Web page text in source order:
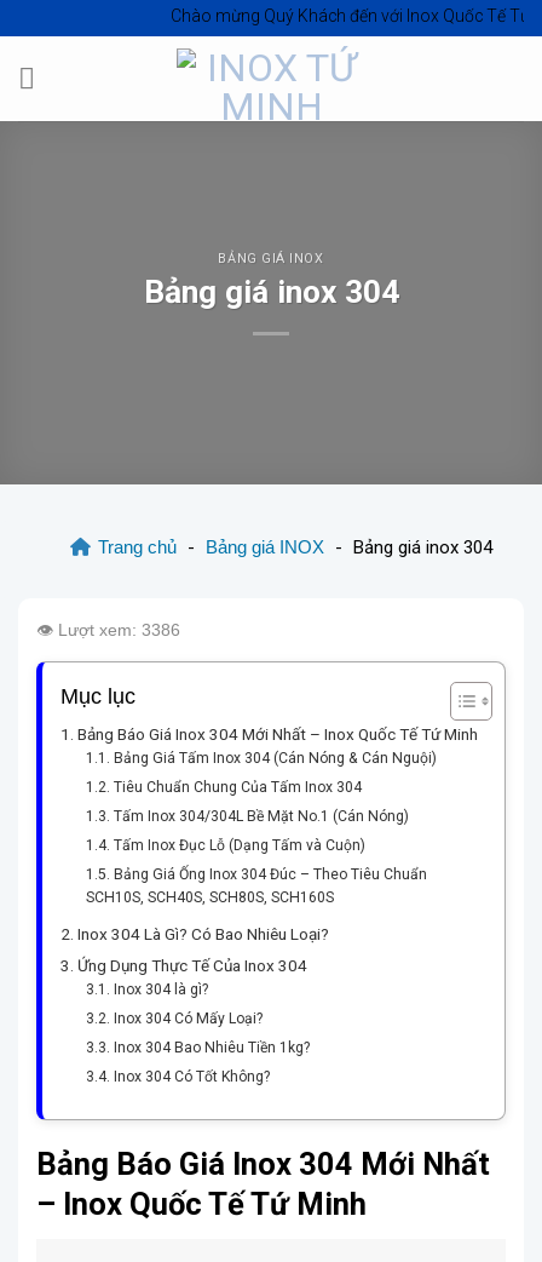
to
content
Chào mừng Quý Khách đến vớiInox Quốc Tế Tứ Minh -
BẢNG GIÁ INOX
Bảng giá inox 304
Trang chủ - Bảng giá INOX - Bảng giá inox 304
👁️ Lượt xem: 3386
Mục lục
Bảng Báo Giá Inox 304 Mới Nhất – Inox Quốc Tế Tứ Minh
Bảng Giá Tấm Inox 304 (Cán Nóng & Cán Nguội)
Tiêu Chuẩn Chung Của Tấm Inox 304
Tấm Inox 304/304L Bề Mặt No.1 (Cán Nóng)
Tấm Inox Đục Lỗ (Dạng Tấm và Cuộn)
Bảng Giá Ống Inox 304 Đúc – Theo Tiêu Chuẩn
SCH10S, SCH40S, SCH80S, SCH160S
Inox 304 Là Gì? Có Bao Nhiêu Loại?
Ứng Dụng Thực Tế Của Inox 304
Inox 304 là gì?
Inox 304 Có Mấy Loại?
Inox 304 Bao Nhiêu Tiền 1kg?
Inox 304 Có Tốt Không?
Bảng Báo Giá Inox 304 Mới Nhất
– Inox Quốc Tế Tứ Minh